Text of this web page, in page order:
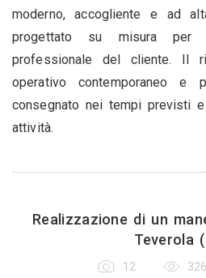
moderno, accogliente e ad
progettato su misura per
professionale del cliente. Il
operativo contemporaneo e
consegnato nei tempi previsti
attività.
Realizzazione di un
Teverola
12 326